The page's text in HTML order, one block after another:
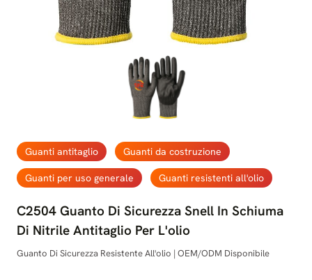
Guanti antitaglio Guanti da costruzione
Guanti per uso generale Guanti resistenti all'olio
C2504 Guanto Di Sicurezza Snell In Schiuma
Di Nitrile Antitaglio Per L'olio
Guanto Di Sicurezza Resistente All'olio | OEM/ODM Disponibile